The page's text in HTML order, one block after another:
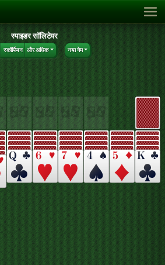
स्पाइडर सॉलिटेयर
स्कॉर्पियन और अधिक नया गेम